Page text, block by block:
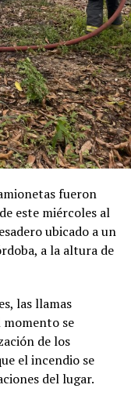
Hasta el
la situación
dentro de la
de
un contexto de
contra servidores
ilícitas en la
fallos
la
por delitos
y el
fueron
este miércoles al
ubicado a un
a la altura de
las llamas
momento se
de los
el incendio se
del lugar.